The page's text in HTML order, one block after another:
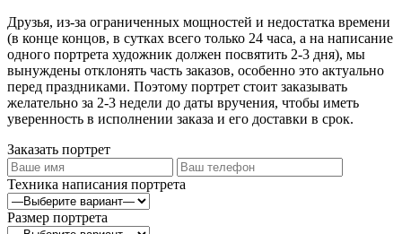
Друзья, из-за ограниченных мощностей и недостатка времени
(в конце концов, в сутках всего только 24 часа, а на написание
одного портрета художник должен посвятить 2-3 дня), мы
вынуждены отклонять часть заказов, особенно это актуально
перед праздниками. Поэтому портрет стоит заказывать
желательно за 2-3 недели до даты вручения, чтобы иметь
уверенность в исполнении заказа и его доставки в срок.
Заказать портрет
Техника написания портрета
Размер портрета